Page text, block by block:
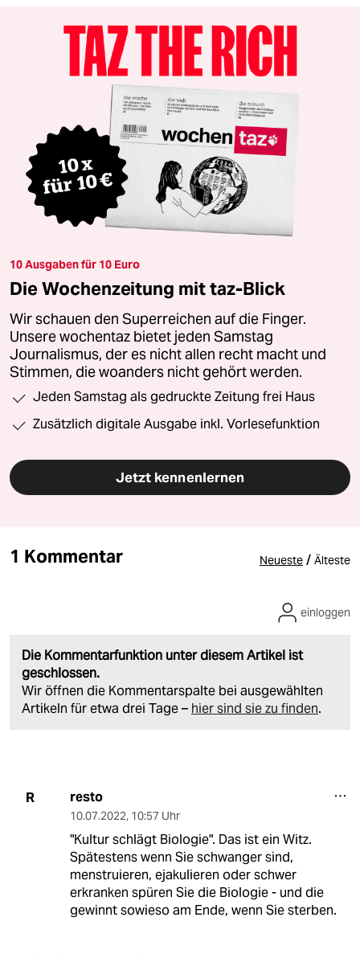
10 Ausgaben für 10 Euro
Die Wochenzeitung mit taz-Blick
Wir schauen den Superreichen auf die Finger.
Unsere wochentaz bietet jeden Samstag
Journalismus, der es nicht allen recht macht und
Stimmen, die woanders nicht gehört werden.
Jeden Samstag als gedruckte Zeitung frei Haus
Zusätzlich digitale Ausgabe inkl. Vorlesefunktion
Jetzt kennenlernen
1 Kommentar Neueste / Älteste
Die Kommentarfunktion unter diesem Artikel ist
geschlossen.
Wir öffnen die Kommentarspalte bei ausgewählten
Artikeln für etwa drei Tage – hier sind sie zu finden.
einloggen
R resto
10.07.2022, 10:57 Uhr
"Kultur schlägt Biologie". Das ist ein Witz.
Spätestens wenn Sie schwanger sind,
menstruieren, ejakulieren oder schwer
erkranken spüren Sie die Biologie - und die
gewinnt sowieso am Ende, wenn Sie sterben.